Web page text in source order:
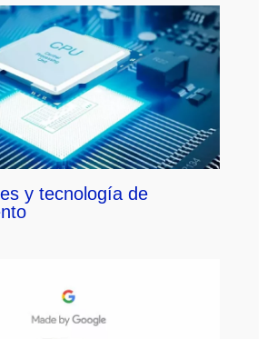
y tecnología de